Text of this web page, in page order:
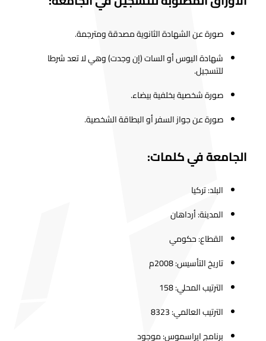
صورة عن الشهادة الثانوية مصدقة ومترجمة.
شهادة اليوس أو السات (إن وجدت) وهي لا تعد شرطا
للتسجيل.
صورة شخصية بخلفية بيضاء.
صورة عن جواز السفر أو البطاقة الشخصية.
الجامعة في كلمات:
البلد: تركيا
المدينة: أرداهان
القطاع: حكومي
تاريخ التأسيس: 2008م
الترتيب المحلي: 158
الترتيب العالمي: 8323
برنامج ايراسموس: موجود